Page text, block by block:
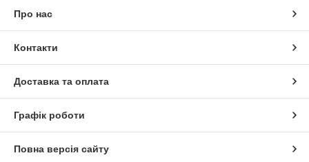
Про нас
Контакти
Доставка та оплата
Графік роботи
Повна версія сайту